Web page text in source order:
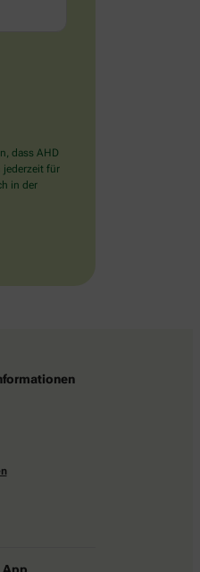
dass AHD
jederzeit für
in der